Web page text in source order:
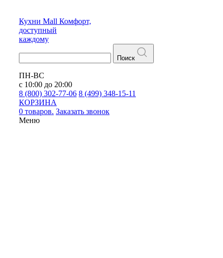
Кухни Mall Комфорт,
доступный
каждому
Поиск
ПН-ВС
с 10:00 до 20:00
8 (800) 302-77-06 8 (499) 348-15-11
КОРЗИНА
0 товаров. Заказать звонок
Меню